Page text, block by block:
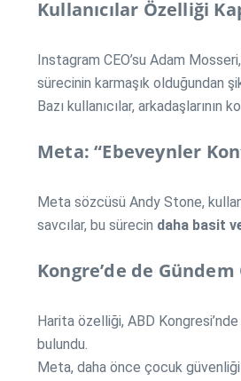
Kullanıcılar Özelliği
Instagram CEO’su Adam
sürecinin karmaşık olduğundan
Bazı kullanıcılar,
Meta: “Ebeveynler
Meta sözcüsü Andy Stone,
savcılar, bu sürecin daha basit
Kongre’de de
Harita özelliği, ABD
bulundu.
Meta, daha önce çocuk